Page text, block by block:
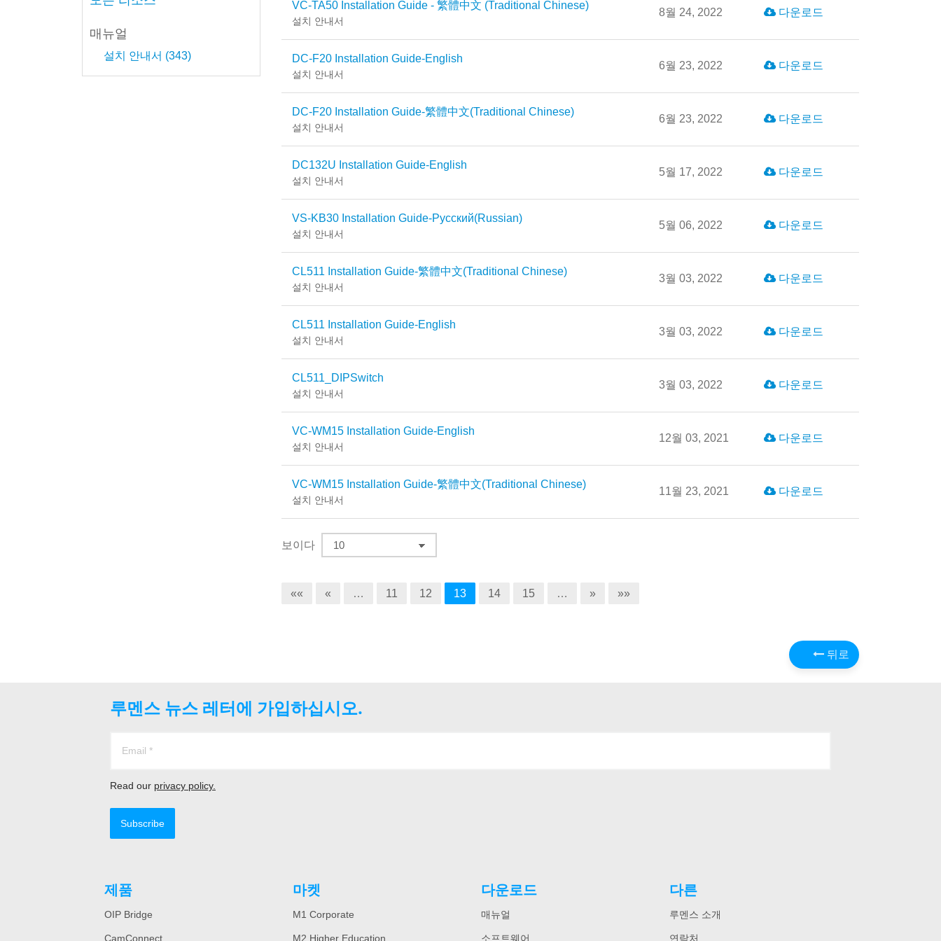
매뉴얼
설치 안내서 (343)
VC-TA50 Installation Guide - 繁體中文 (Traditional Chinese)
설치 안내서
8월 24, 2022 다운로드
DC-F20 Installation Guide-English
설치 안내서
6월 23, 2022 다운로드
DC-F20 Installation Guide-繁體中文(Traditional Chinese)
설치 안내서
6월 23, 2022 다운로드
DC132U Installation Guide-English
설치 안내서
5월 17, 2022 다운로드
VS-KB30 Installation Guide-Русский(Russian)
설치 안내서
5월 06, 2022 다운로드
CL511 Installation Guide-繁體中文(Traditional Chinese)
설치 안내서
3월 03, 2022 다운로드
CL511 Installation Guide-English
설치 안내서
3월 03, 2022 다운로드
CL511_DIPSwitch
설치 안내서
3월 03, 2022 다운로드
VC-WM15 Installation Guide-English
설치 안내서
12월 03, 2021 다운로드
VC-WM15 Installation Guide-繁體中文(Traditional Chinese)
설치 안내서
11월 23, 2021 다운로드
보이다
«« « … 11 12 13 14 15 … » »»
뒤로
루멘스 뉴스 레터에 가입하십시오.
Read our privacy policy.
Subscribe
제품
OIP Bridge
CamConnect
마켓
M1 Corporate
M2 Higher Education
다운로드
매뉴얼
소프트웨어
다른
루멘스 소개
연락처